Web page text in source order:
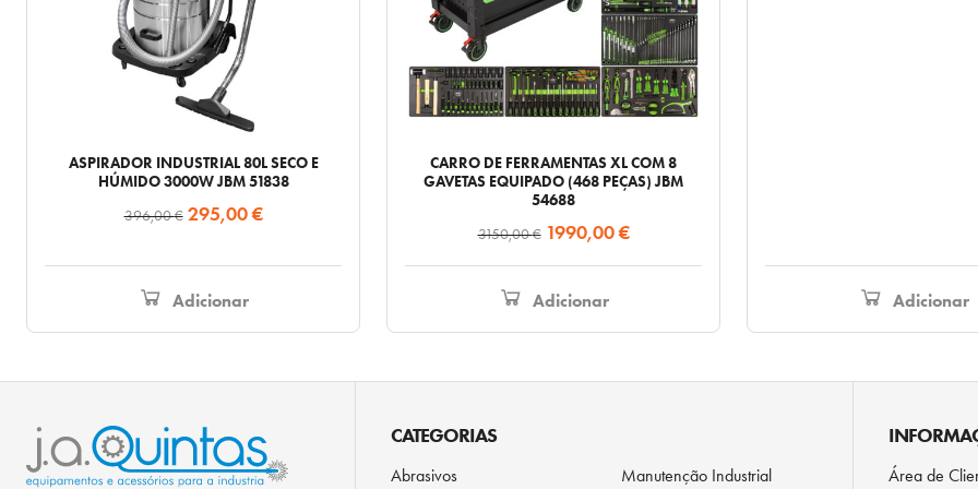
ASPIRADOR INDUSTRIAL 80L SECO E
HÚMIDO 3000W JBM 51838
396,00€ O
original
era:
396,00 €.
295,00€O
atual
295,00 €.
Adicionar
CARRO DE FERRAMENTAS XL COM 8
GAVETAS EQUIPADO (468 PEÇAS) JBM
54688
3150,00€ O
preço
original
1990,00€O
preço
Adicionar Adicionar
CATEGORIAS
Abrasivos Manutenção Industrial Área de